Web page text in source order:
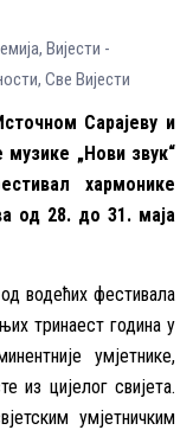
, Вијести -
, Све Вијести
Сарајеву и
„Нови звук“
хармонике
од 28. до 31. маја
водећих фестивала
тринаест година у
умјетнике,
из цијелог свијета.
умјетничким